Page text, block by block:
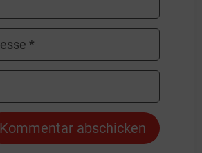
Kommentar abschicken